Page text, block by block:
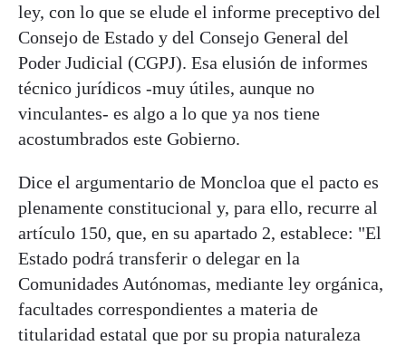
ley, con lo que se elude el informe preceptivo del
Consejo de Estado y del Consejo General del
Poder Judicial (CGPJ). Esa elusión de informes
técnico jurídicos -muy útiles, aunque no
vinculantes- es algo a lo que ya nos tiene
acostumbrados este Gobierno.
Dice el argumentario de Moncloa que el pacto es
plenamente constitucional y, para ello, recurre al
artículo 150, que, en su apartado 2, establece: "El
Estado podrá transferir o delegar en la
Comunidades Autónomas, mediante ley orgánica,
facultades correspondientes a materia de
titularidad estatal que por su propia naturaleza